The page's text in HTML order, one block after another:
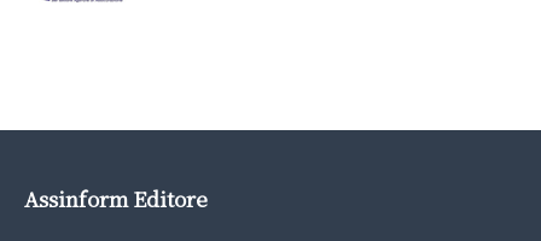
Assinform Editore